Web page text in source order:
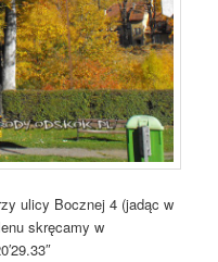
ulicy Bocznej 4 (jadąc w
skręcamy w